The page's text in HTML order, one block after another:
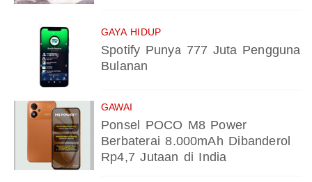
GAYA HIDUP
Spotify Punya 777 Juta Pengguna
Bulanan
GAWAI
Ponsel POCO M8 Power
Berbaterai 8.000mAh Dibanderol
Rp4,7 Jutaan di India